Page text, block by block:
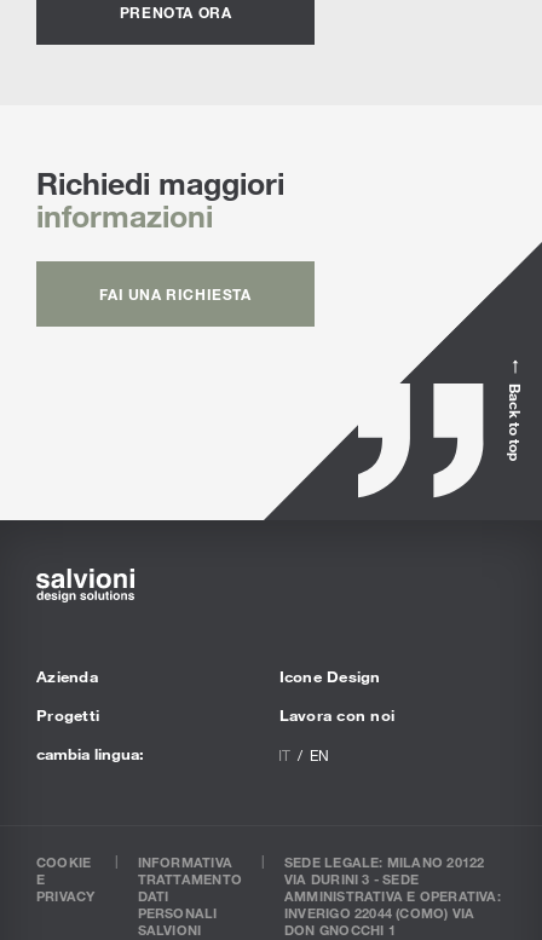
PRENOTA ORA
Richiedi maggiori
informazioni
FAI UNA RICHIESTA
Back to top
Azienda
Progetti
Icone Design
Lavora con noi
cambia lingua:
IT EN
COOKIE
E
PRIVACY
INFORMATIVA
TRATTAMENTO
DATI
PERSONALI
SALVIONI
SEDE LEGALE: MILANO 20122
VIA DURINI 3 - SEDE
AMMINISTRATIVA E OPERATIVA:
INVERIGO 22044 (COMO) VIA
DON GNOCCHI 1